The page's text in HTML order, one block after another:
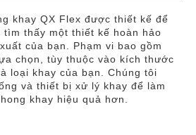
khay QX Flex được thiết kế để
tìm thấy một thiết kế hoàn hảo
của bạn. Phạm vi bao gồm
chọn, tùy thuộc vào kích thước
loại khay của bạn. Chúng tôi
và thiết bị xử lý khay để làm
khay hiệu quả hơn.